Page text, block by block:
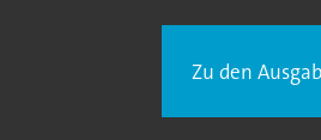
Zu den